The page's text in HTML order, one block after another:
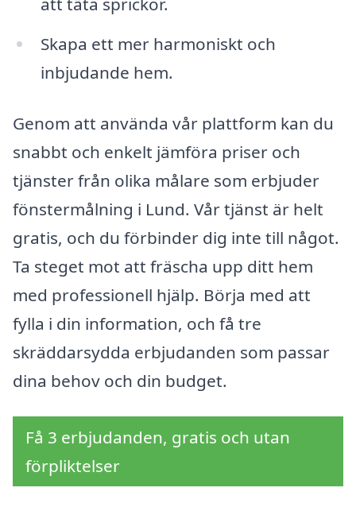
Skapa ett mer harmoniskt och
inbjudande hem.
Genom att använda vår plattform kan du
snabbt och enkelt jämföra priser och
tjänster från olika målare som erbjuder
fönstermålning i Lund. Vår tjänst är helt
gratis, och du förbinder dig inte till något.
Ta steget mot att fräscha upp ditt hem
med professionell hjälp. Börja med att
fylla i din information, och få tre
skräddarsydda erbjudanden som passar
dina behov och din budget.
Få 3 erbjudanden, gratis och utan
förpliktelser